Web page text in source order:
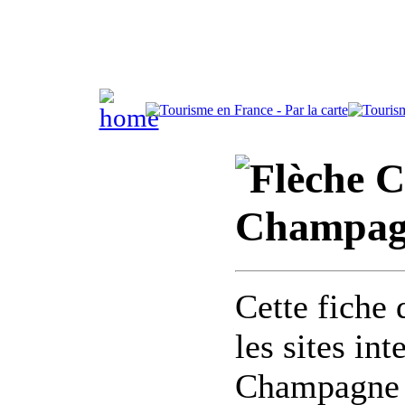
Cette fiche
les sites